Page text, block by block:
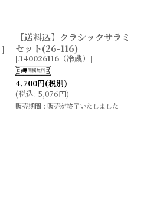
]
【送料込】クラシックサラミ
セット(26-116)
[340026116（冷蔵） ]
4,700円(税別)
(税込: 5,076円)
販売期間 : 販売が終了いたしました